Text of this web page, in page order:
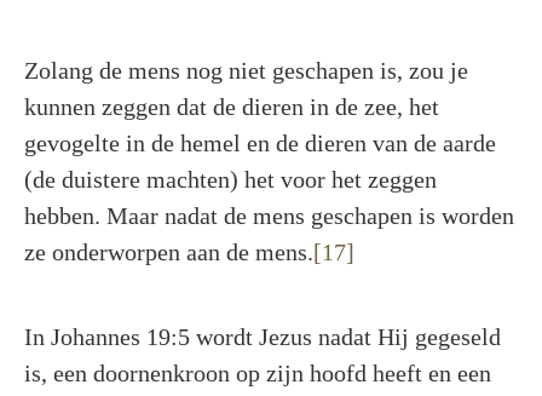
Zolang de mens nog niet geschapen is, zou je
kunnen zeggen dat de dieren in de zee, het
gevogelte in de hemel en de dieren van de aarde
(de duistere machten) het voor het zeggen
hebben. Maar nadat de mens geschapen is worden
ze onderworpen aan de mens.[17]
In Johannes 19:5 wordt Jezus nadat Hij gegeseld
is, een doornenkroon op zijn hoofd heeft en een